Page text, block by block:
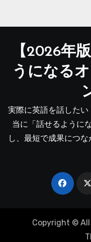
【2026年
うになる
実際に英語を話した
当に「話せるように
し、最短で成果につ
Copyright ©